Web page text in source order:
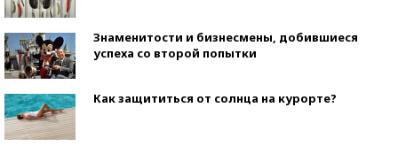
Знаменитости и бизнесмены, добившиеся
успеха со второй попытки
Как защититься от солнца на курорте?